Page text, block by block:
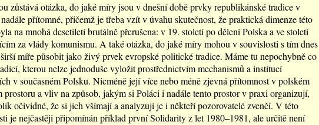
zůstává otázka, do jaké míry jsou v dnešní době prvky republikánské tradice v
přítomné, přičemž je třeba vzít v úvahu skutečnost, že praktická dimenze této
na mnohá desetiletí brutálně přerušena: v 19. století po dělení Polska a ve století
za vlády komunismu. A také otázka, do jaké míry mohou v souvislosti s tím dnes
míře působit jako živý prvek evropské politické tradice. Máme tu nepochybně co
kterou nelze jednoduše vyložit prostřednictvím mechanismů a institucí
v současném Polsku. Nicméně její více nebo méně zjevná přítomnost v polském
prostoru a vliv na způsob, jakým si Poláci i nadále tento prostor v praxi organizují,
očividné, že si jich všímají a analyzují je i někteří pozorovatelé zvenčí. V této
je nejčastěji připomínán příklad první Solidarity z let 1980–1981, ale určitě není